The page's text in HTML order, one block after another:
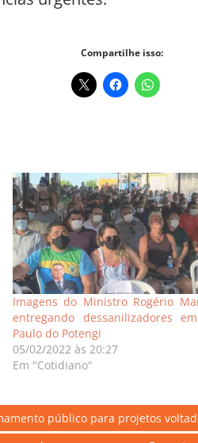
urgentes.
Compartilhe isso:
Imagens do Ministro Rogério
entregando dessanilizadores em
Paulo do Potengi
05/02/2022 às 20:27
público para projetos